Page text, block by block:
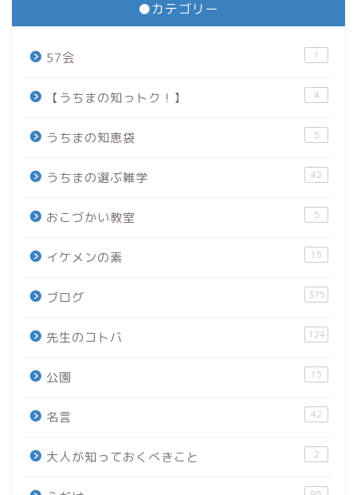
●カテゴリー
57会 1
【うちまの知っトク！】 4
うちまの知恵袋 5
うちまの選ぶ雑学 42
おこづかい教室 5
イケメンの素 15
ブログ 375
先生のコトバ 124
公園 15
名言 42
大人が知っておくべきこと 2